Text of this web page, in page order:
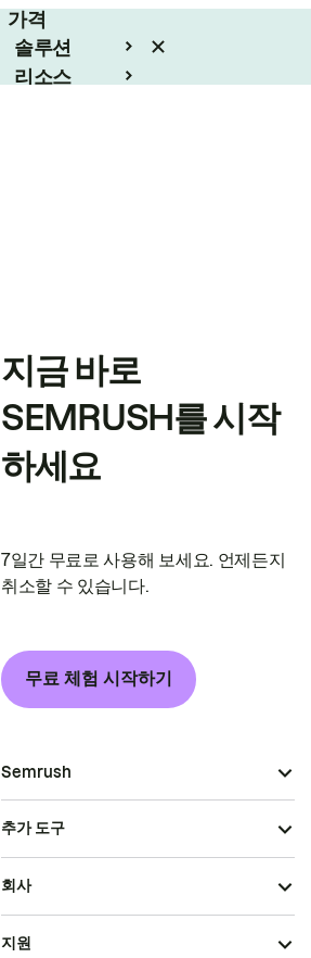
가격
솔루션
리소스
지금 바로
SEMRUSH를 시작
하세요
7일간 무료로 사용해 보세요. 언제든지
취소할 수 있습니다.
무료 체험 시작하기
Semrush
추가 도구
회사
지원